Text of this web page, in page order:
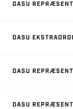
DASU
DASU
DASU
DASU